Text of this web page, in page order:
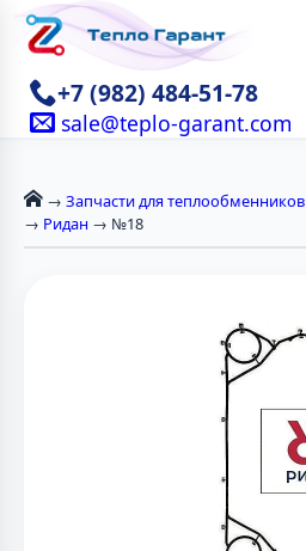
+7 (982) 484-51-78
sale@teplo-garant.com
→ Запчасти для теплообменников
→ Ридан → №18